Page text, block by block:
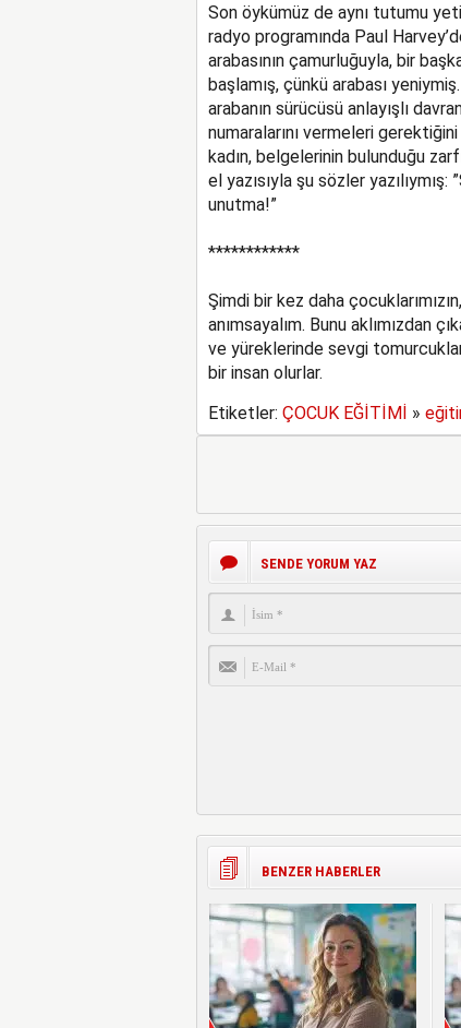
Son öykümüz de aynı tutumu
radyo programında Paul
arabasının çamurluğuyla, bir
başlamış, çünkü arabası
arabanın sürücüsü anlayışlı
numaralarını vermeleri gerektiğini
kadın, belgelerinin bulunduğu
el yazısıyla şu sözler
unutma!”
************
Şimdi bir kez daha
anımsayalım. Bunu aklımızdan
ve yüreklerinde sevgi
bir insan olurlar.
Etiketler: ÇOCUK EĞİTİMİ »
SENDE YORUM YAZ
BENZER HABERLER